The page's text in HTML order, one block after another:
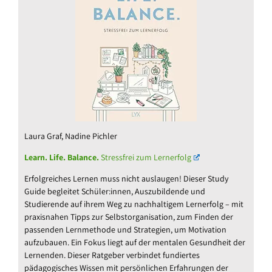
Laura Graf, Nadine Pichler
Learn. Life. Balance.Stressfrei zum Lernerfolg
Erfolgreiches Lernen muss nicht auslaugen! Dieser Study
Guide begleitet Schüler:innen, Auszubildende und
Studierende auf ihrem Weg zu nachhaltigem Lernerfolg – mit
praxisnahen Tipps zur Selbstorganisation, zum Finden der
passenden Lernmethode und Strategien, um Motivation
aufzubauen. Ein Fokus liegt auf der mentalen Gesundheit der
Lernenden. Dieser Ratgeber verbindet fundiertes
pädagogisches Wissen mit persönlichen Erfahrungen der